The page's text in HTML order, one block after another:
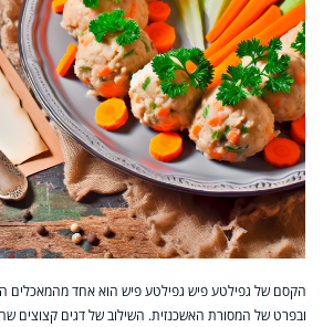
הקסם של גפילטע פיש גפילטע פיש הוא אחד מהמאכלים
ובפרט של המסורת האשכנזית. השילוב של דגים קצוצים